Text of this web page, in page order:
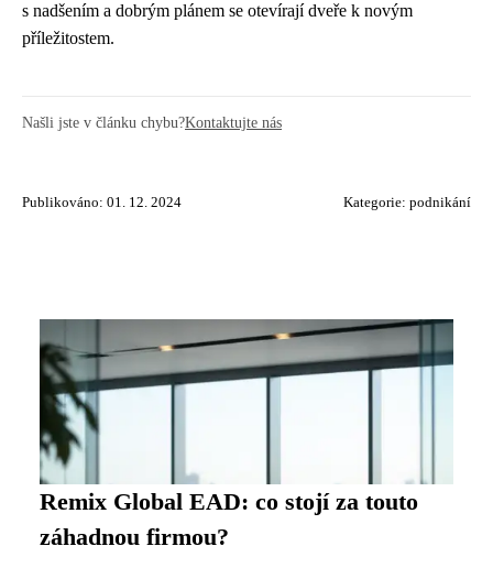
s nadšením a dobrým plánem se otevírají dveře k novým
příležitostem.
Našli jste v článku chybu?Kontaktujte nás
Publikováno: 01. 12. 2024 Kategorie: podnikání
Remix Global EAD: co stojí za touto
záhadnou firmou?